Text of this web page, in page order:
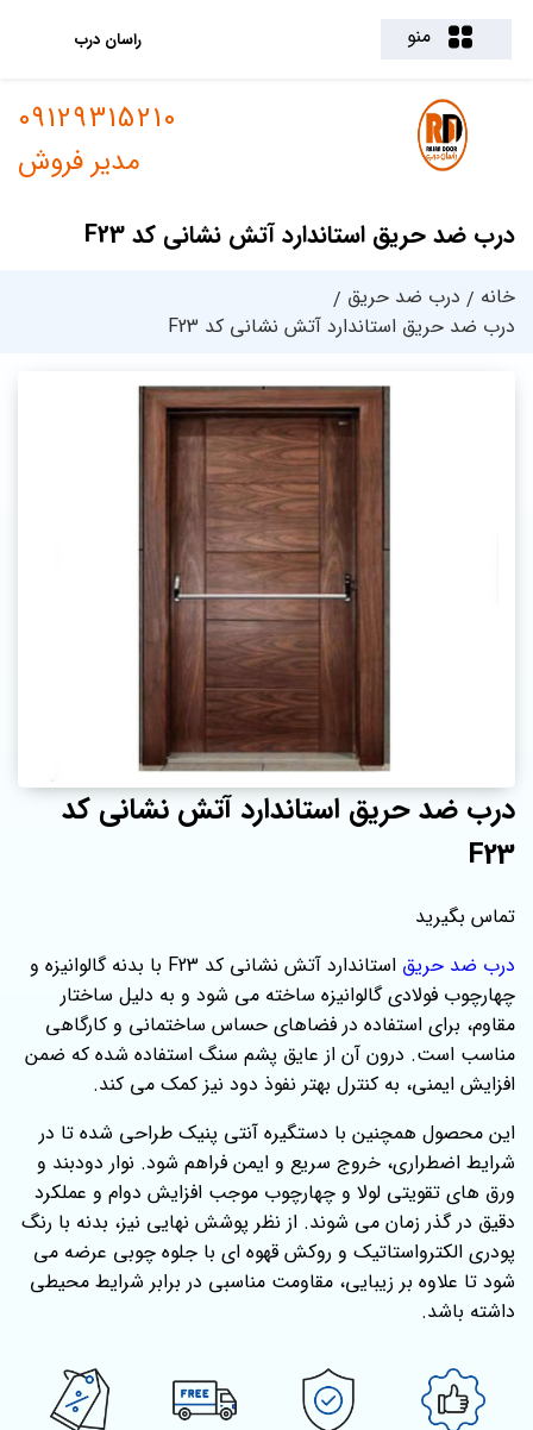
منو راسان درب
درب ضد حریق استاندارد آتش نشانی کد F23
09129315210
مدیر فروش
خانه
درب ضد حریق
درب ضد حریق استاندارد آتش نشانی کد F23
درب ضد حریق استاندارد آتش نشانی کد
F23
تماس بگیرید
درب ضد حریق
استاندارد آتش نشانی کد F23 با بدنه گالوانیزه و
چهارچوب فولادی گالوانیزه ساخته می‌ شود و به دلیل ساختار
مقاوم، برای استفاده در فضاهای حساس ساختمانی و کارگاهی
مناسب است. درون آن از عایق پشم سنگ استفاده شده که ضمن
افزایش ایمنی، به کنترل بهتر نفوذ دود نیز کمک می‌ کند.
این محصول همچنین با دستگیره آنتی‌ پنیک طراحی شده تا در
شرایط اضطراری، خروج سریع و ایمن فراهم شود. نوار دودبند و
ورق‌ های تقویتی لولا و چهارچوب موجب افزایش دوام و عملکرد
دقیق در گذر زمان می‌ شوند. از نظر پوشش نهایی نیز، بدنه با رنگ
پودری الکترواستاتیک و روکش قهوه‌ ای با جلوه چوبی عرضه می‌
شود تا علاوه بر زیبایی، مقاومت مناسبی در برابر شرایط محیطی
داشته باشد.